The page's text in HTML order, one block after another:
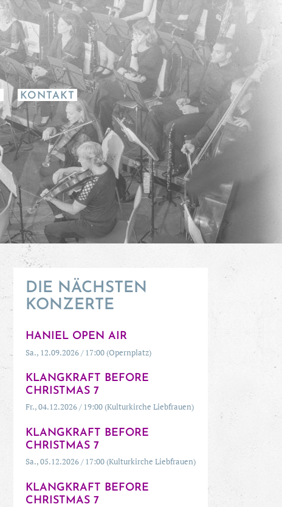
KONTAKT
DIE NÄCHSTEN
KONZERTE
HANIEL OPEN AIR
Sa., 12.09.2026 / 17:00 (Opernplatz)
KLANGKRAFT BEFORE
CHRISTMAS 7
Fr., 04.12.2026 / 19:00 (Kulturkirche Liebfrauen)
KLANGKRAFT BEFORE
CHRISTMAS 7
Sa., 05.12.2026 / 17:00 (Kulturkirche Liebfrauen)
KLANGKRAFT BEFORE
CHRISTMAS 7